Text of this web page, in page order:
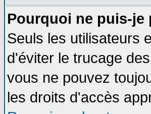
Pourquoi ne puis-je
Seuls les utilisateurs
d'éviter le trucage
vous ne pouvez
les droits d'accès